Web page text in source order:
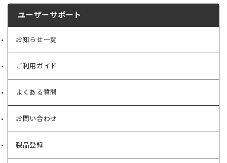
ユーザーサポート
お知らせ一覧
ご利用ガイド
よくある質問
お問い合わせ
製品登録